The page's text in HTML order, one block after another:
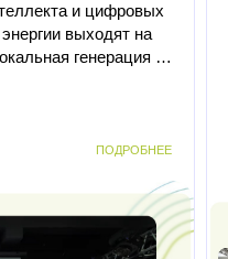
и цифровых
выходят на
генерация —
ПОДРОБНЕЕ